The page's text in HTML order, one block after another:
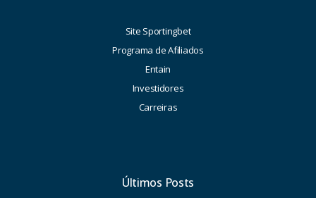
Site Sportingbet
Programa de Afiliados
Entain
Investidores
Carreiras
Últimos Posts